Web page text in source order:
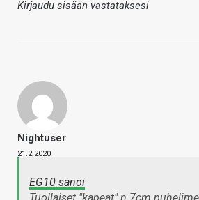
Kirjaudu sisään vastataksesi
Nightuser
21.2.2020
EG10 sanoi